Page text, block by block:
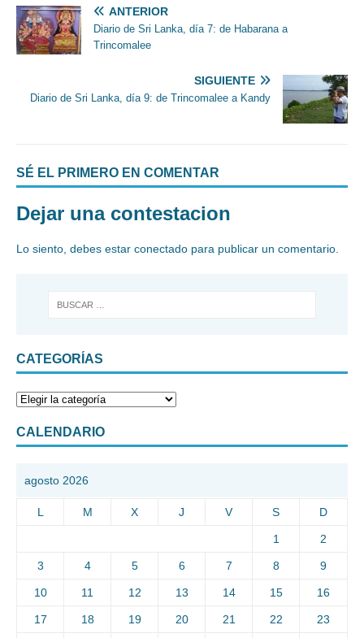
ANTERIOR
Diario de Sri Lanka, día 7: de Habarana a
Trincomalee
SIGUIENTE
Diario de Sri Lanka, día 9: de Trincomalee a Kandy
SÉ EL PRIMERO EN COMENTAR
Dejar una contestacion
Lo siento, debes estar conectado para publicar un comentario.
CATEGORÍAS
CALENDARIO
agosto 2026
L M X J V S D
1 2
3 4 5 6 7 8 9
10 11 12 13 14 15 16
17 18 19 20 21 22 23